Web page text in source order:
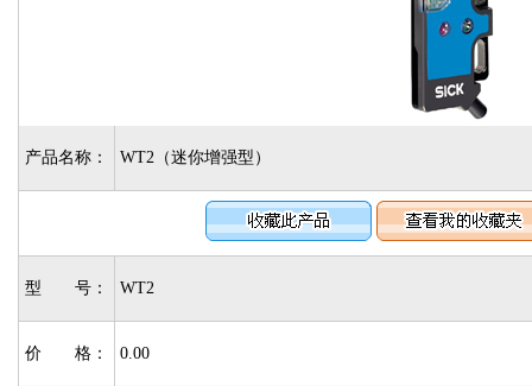
产品名称： WT2（迷你增强型）
型 号： WT2
价 格： 0.00